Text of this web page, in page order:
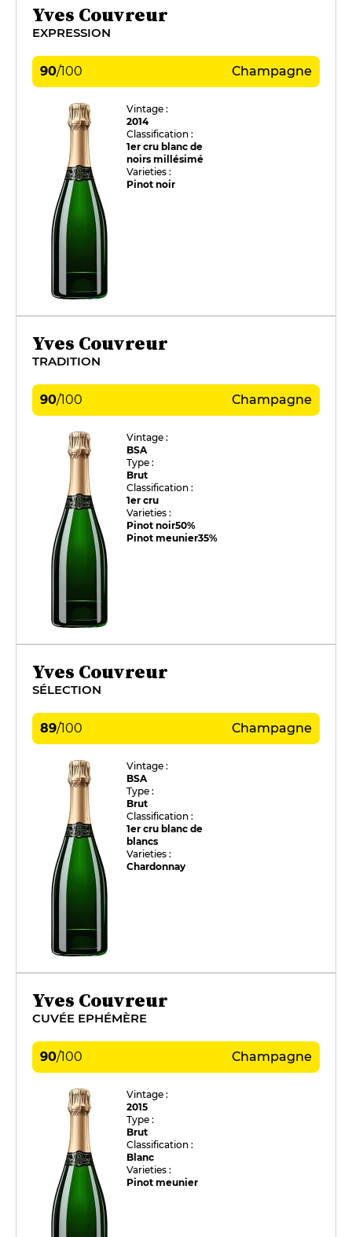
Yves Couvreur
EXPRESSION
90/100 Champagne
Vintage :
2014
Classification :
1er cru blanc de
noirs millésimé
Varieties :
Pinot noir
Yves Couvreur
TRADITION
90/100 Champagne
Vintage :
BSA
Type :
Brut
Classification :
1er cru
Varieties :
Pinot noir50%
Pinot meunier35%
Yves Couvreur
SÉLECTION
89/100 Champagne
Vintage :
BSA
Type :
Brut
Classification :
1er cru blanc de
blancs
Varieties :
Chardonnay
Yves Couvreur
CUVÉE EPHÉMÈRE
90/100 Champagne
Vintage :
2015
Type :
Brut
Classification :
Blanc
Varieties :
Pinot meunier